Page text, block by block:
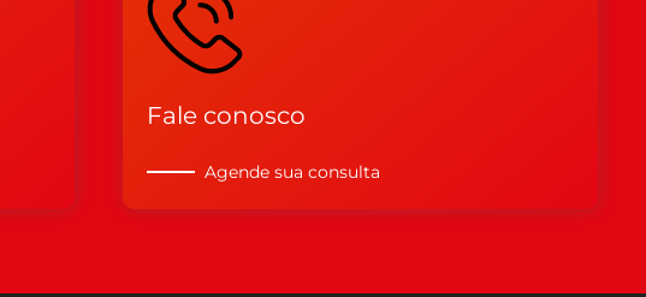
Fale conosco
Agende sua consulta